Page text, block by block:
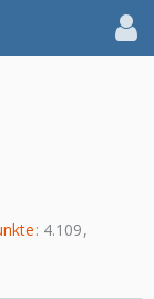
4.109